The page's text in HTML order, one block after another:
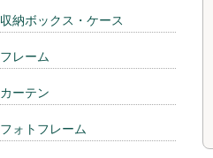
収納ボックス・ケース
フレーム
カーテン
フォトフレーム